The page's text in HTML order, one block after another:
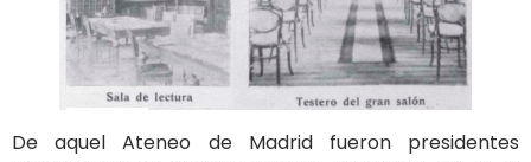
De aquel Ateneo de Madrid fueron presidentes